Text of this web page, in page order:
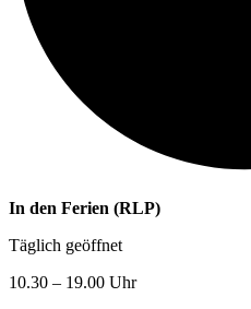
In den Ferien (RLP)
Täglich geöffnet
10.30 – 19.00 Uhr